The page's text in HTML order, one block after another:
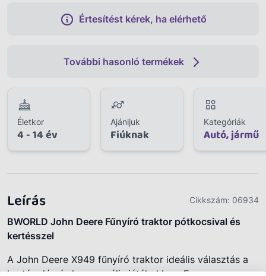
Értesítést kérek, ha elérhető
További hasonló termékek
Életkor
4 - 14 év
Ajánljuk
Fiúknak
Kategóriák
Autó, jármű
Leírás Cikkszám: 06934
BWORLD John Deere Fűnyíró traktor pótkocsival és
kertésszel
A John Deere X949 fűnyíró traktor ideális választás a
kertápolós és kommunális játékokhoz. Ez a